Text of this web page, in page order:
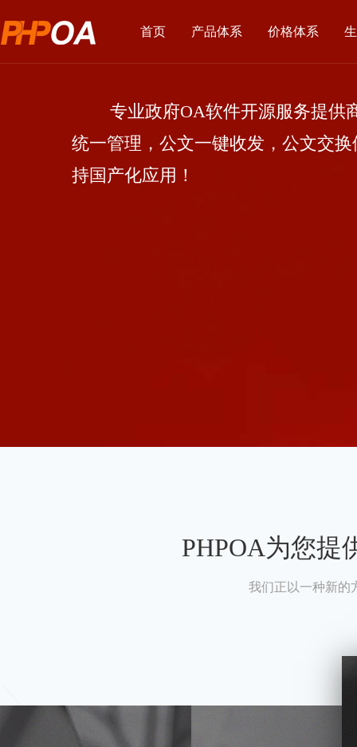
首页 产品体系 价格体系
专业政府OA软件开源服务提供商
统一管理，公文一键收发，公文交
持国产化应用！
PHPOA为您提
我们正以一种新的